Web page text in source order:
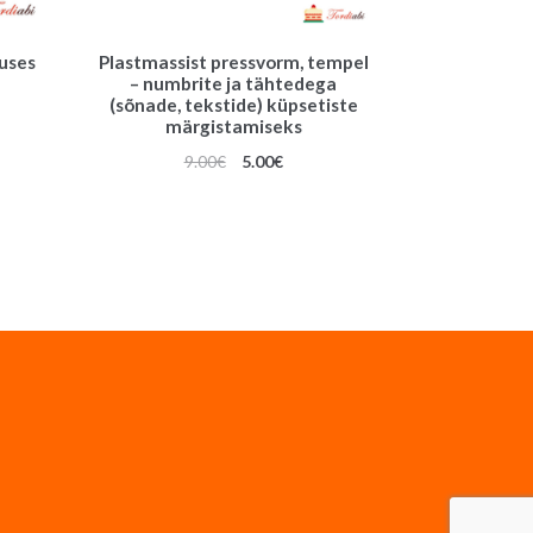
Plastmassist pressvorm, tempel
– numbrite ja tähtedega
(sõnade, tekstide) küpsetiste
märgistamiseks
9.00€
Algne
5.00€Praegune